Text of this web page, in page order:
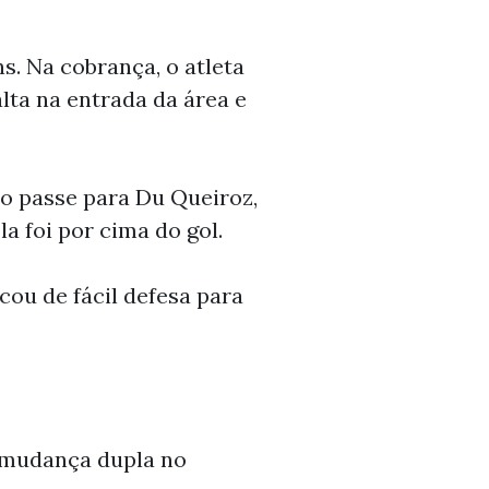
Na cobrança, o atleta
na entrada da área e
passe para Du Queiroz,
foi por cima do gol.
de fácil defesa para
dupla no